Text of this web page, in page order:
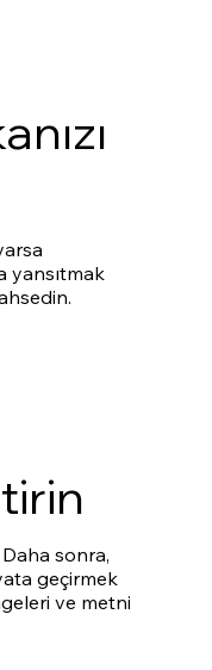
yansıtmak
sonra,
geçirmek
ve metni